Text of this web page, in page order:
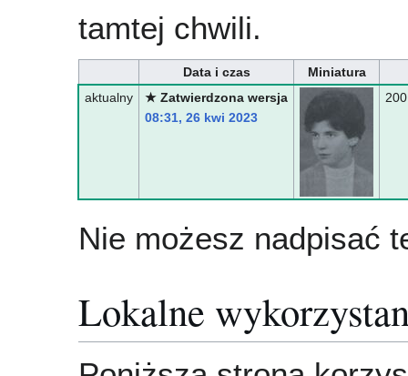
tamtej chwili.
Data i czas
Miniatura
aktualny
★ Zatwierdzona wersja
08:31, 26 kwi 2023
Nie możesz nadpisać
Lokalne